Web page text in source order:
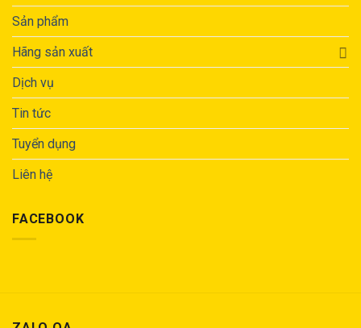
Sản phẩm
Hãng sản xuất
Dịch vụ
Tin tức
Tuyển dụng
Liên hệ
FACEBOOK